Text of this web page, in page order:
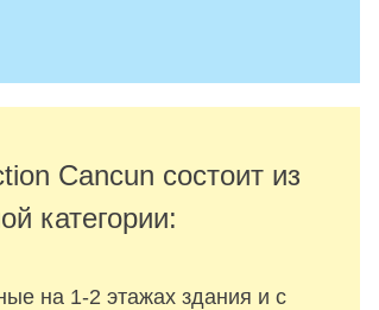
Cancun состоит из
категории:
на 1-2 этажах здания и с